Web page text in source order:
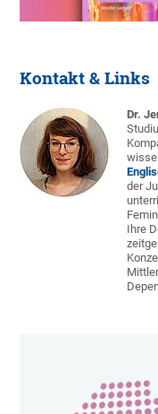
Kontakt & Links
Dr.
der
Ihre